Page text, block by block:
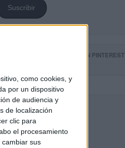
como cookies, y
por un dispositivo
de audiencia y
de localización
clic para
el procesamiento
sus
Suscribir
SIGUE NUESTROS TABLEROS EN PINTEREST